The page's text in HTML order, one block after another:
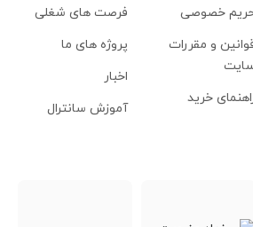
خصوصی
و مقررات
خرید
فرصت های شغلی
پروژه های ما
اخبار
آموزش سانترال